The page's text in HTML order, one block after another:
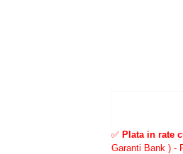
✅ Plata in rate
Garanti Bank ) -